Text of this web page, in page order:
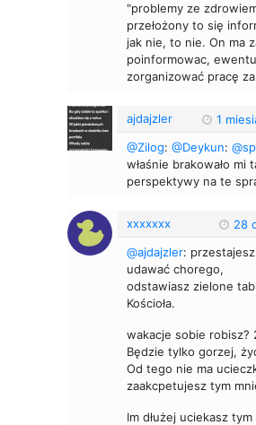
"problemy ze
przełożony to się
jak nie, to nie. On ma
poinformowac,
zorganizować pracę
ajdajzler
1
@Zilog: @Deykun:
właśnie brakowało mi
perspektywy na te
xxxxxxx
28
@ajdajzler:
udawać chorego,
odstawiasz zielone
Kościoła.
wakacje sobie robisz?
Będzie tylko gorzej,
Od tego nie ma
zaakcpetujesz tym
Im dłużej uciekasz